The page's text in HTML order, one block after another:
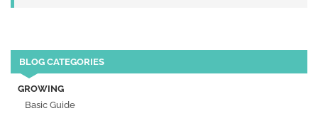
BLOG CATEGORIES
GROWING
Basic Guide